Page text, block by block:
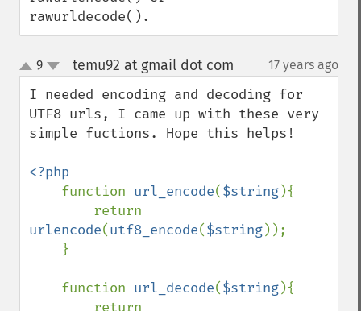
rawurldecode().
up
down
9 temu92 at gmail dot com 17 years ago
I needed encoding and decoding for
UTF8 urls, I came up with these very
simple fuctions. Hope this helps!
<?php
function url_encode($string){
urlencode(utf8_encode($string));
    function
url_decode($string){